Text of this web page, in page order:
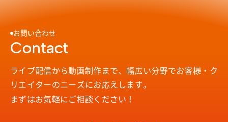
お問い合わせ
Contact
ライブ配信から動画制作まで、幅広い分野でお客様・ク
リエイターのニーズにお応えします。
まずはお気軽にご相談ください！